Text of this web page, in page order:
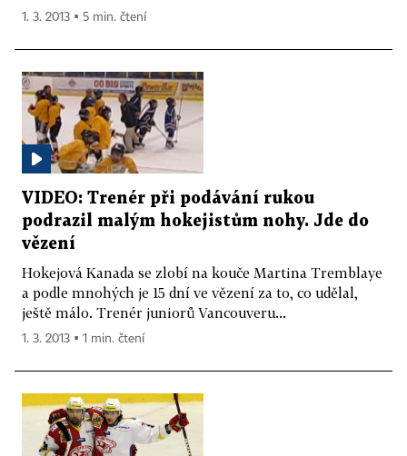
1. 3. 2013 ▪ 5 min. čtení
VIDEO: Trenér při podávání rukou
podrazil malým hokejistům nohy. Jde do
vězení
Hokejová Kanada se zlobí na kouče Martina Tremblaye
a podle mnohých je 15 dní ve vězení za to, co udělal,
ještě málo. Trenér juniorů Vancouveru...
1. 3. 2013 ▪ 1 min. čtení